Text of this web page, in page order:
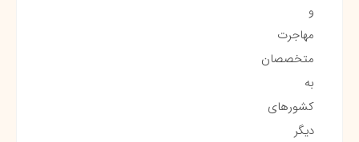
و
مهاجرت
متخصصان
به
کشورهای
دیگر